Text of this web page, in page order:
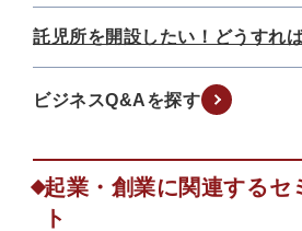
託児所を開設したい！どうすれ
ビジネスQ&Aを探す
起業・創業に関連するセ
ト